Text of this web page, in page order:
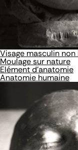
Visage masculin
Moulage sur nature
Elément d'anatomie
Anatomie humaine